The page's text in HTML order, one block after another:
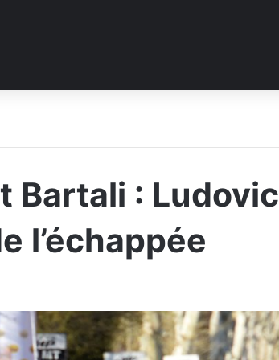
Bartali : Ludovic
l’échappée